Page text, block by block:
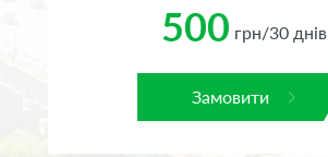
500 грн/30 днів
Замовити